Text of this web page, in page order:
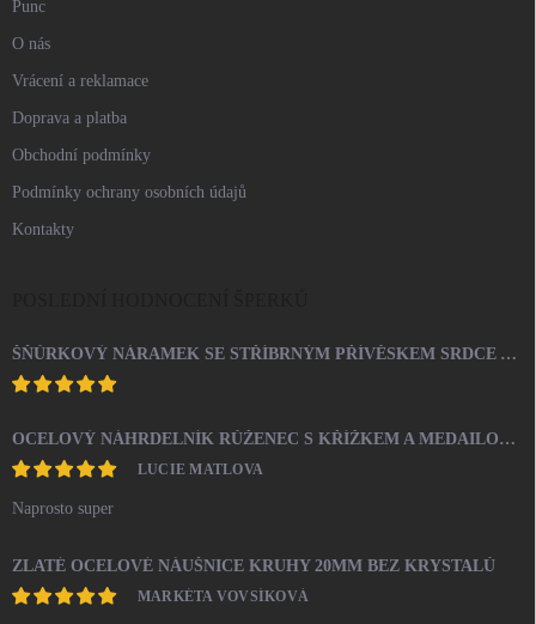
Punc
O nás
Vrácení a reklamace
Doprava a platba
Obchodní podmínky
Podmínky ochrany osobních údajů
Kontakty
ŠŇŮRKOVÝ NÁRAMEK SE STŘÍBRNÝM PŘÍVĚSKEM SRDCE A KRYSTALY SWAROVSKI CRYSTAL (STŘÍBRO 925/1000)
OCELOVÝ NÁHRDELNÍK RŮŽENEC S KŘÍŽKEM A MEDAILONEM
LUCIE MATLOVA
Naprosto super
ZLATÉ OCELOVÉ NÁUŠNICE KRUHY 20MM BEZ KRYSTALŮ
MARKÉTA VOVSÍKOVÁ